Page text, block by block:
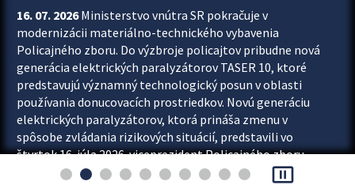
16. 07. 2026Ministerstvo vnútra SR pokračuje v
modernizácii materiálno-technického vybavenia
Policajného zboru. Do výzbroje policajtov pribudne nová
generácia elektrických paralyzátorov TASER 10, ktoré
predstavujú významný technologický posun v oblasti
používania donucovacích prostriedkov. Novú generáciu
elektrických paralyzátorov, ktorá prináša zmenu v
spôsobe zvládania rizikových situácií, predstavili vo
štvrtok 16. júla 2026 viceprezident Policajného zboru
Rastislav Polakovič a riaditeľ odboru výcviku...
pause_presentation